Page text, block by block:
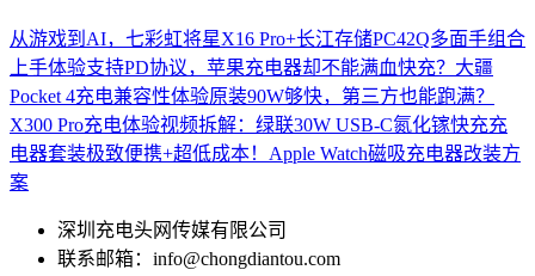
从游戏到AI，七彩虹将星X16 Pro+长江存储PC42Q多面手组合
上手体验支持PD协议，苹果充电器却不能满血快充？大疆
Pocket 4充电兼容性体验原装90W够快，第三方也能跑满？
X300 Pro充电体验视频拆解：绿联30W USB-C氮化镓快充充
电器套装极致便携+超低成本！Apple Watch磁吸充电器改装方
案
深圳充电头网传媒有限公司
联系邮箱：info@chongdiantou.com